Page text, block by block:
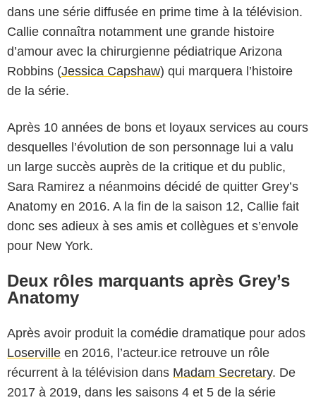
dans une série diffusée en prime time à la télévision.
Callie connaîtra notamment une grande histoire
d’amour avec la chirurgienne pédiatrique Arizona
Robbins (Jessica Capshaw) qui marquera l’histoire
de la série.
Après 10 années de bons et loyaux services au cours
desquelles l’évolution de son personnage lui a valu
un large succès auprès de la critique et du public,
Sara Ramirez a néanmoins décidé de quitter Grey’s
Anatomy en 2016. A la fin de la saison 12, Callie fait
donc ses adieux à ses amis et collègues et s’envole
pour New York.
Deux rôles marquants après Grey’s
Anatomy
Après avoir produit la comédie dramatique pour ados
Loserville en 2016, l’acteur.ice retrouve un rôle
récurrent à la télévision dans Madam Secretary. De
2017 à 2019, dans les saisons 4 et 5 de la série